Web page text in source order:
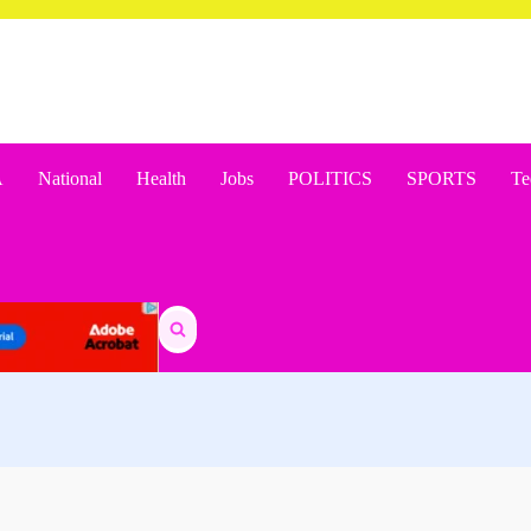
National Health Jobs POLITICS SPORTS
Search
for: